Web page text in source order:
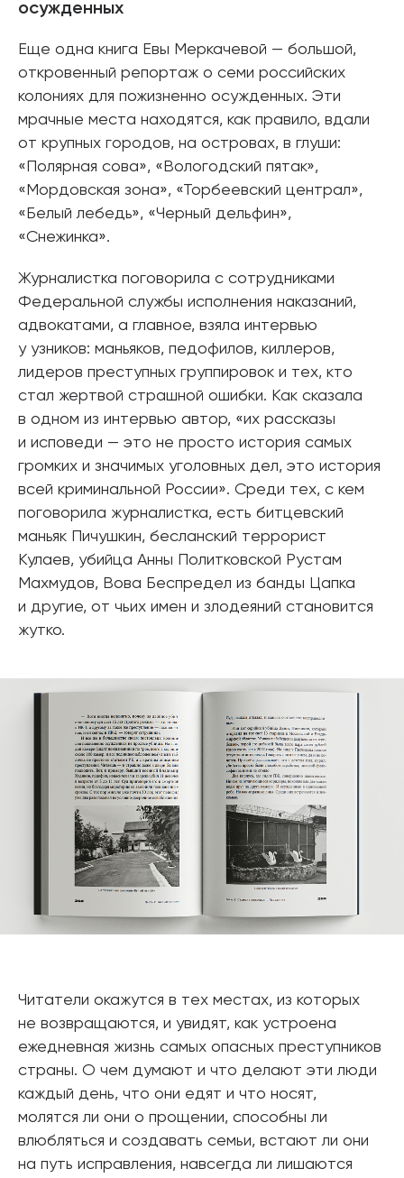
осужденных
Еще одна книга Евы Меркачевой — большой,
откровенный репортаж о семи российских
колониях для пожизненно осужденных. Эти
мрачные места находятся, как правило, вдали
от крупных городов, на островах, в глуши:
«Полярная сова», «Вологодский пятак»,
«Мордовская зона», «Торбеевский централ»,
«Белый лебедь», «Черный дельфин»,
«Снежинка».
Журналистка поговорила с сотрудниками
Федеральной службы исполнения наказаний,
адвокатами, а главное, взяла интервью
у узников: маньяков, педофилов, киллеров,
лидеров преступных группировок и тех, кто
стал жертвой страшной ошибки. Как сказала
в одном из интервью автор, «их рассказы
и исповеди — это не просто история самых
громких и значимых уголовных дел, это история
всей криминальной России». Среди тех, с кем
поговорила журналистка, есть битцевский
маньяк Пичушкин, бесланский террорист
Кулаев, убийца Анны Политковской Рустам
Махмудов, Вова Беспредел из банды Цапка
и другие, от чьих имен и злодеяний становится
жутко.
Читатели окажутся в тех местах, из которых
не возвращаются, и увидят, как устроена
ежедневная жизнь самых опасных преступников
страны. О чем думают и что делают эти люди
каждый день, что они едят и что носят,
молятся ли они о прощении, способны ли
влюбляться и создавать семьи, встают ли они
на путь исправления, навсегда ли лишаются